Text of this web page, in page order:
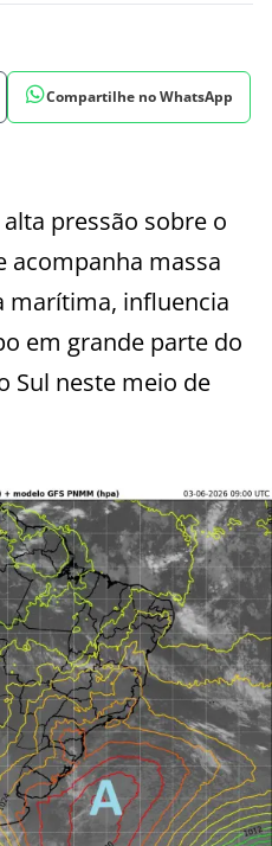
Compartilhe no WhatsApp
pressão sobre o
acompanha massa
marítima, influencia
em grande parte do
Sul neste meio de